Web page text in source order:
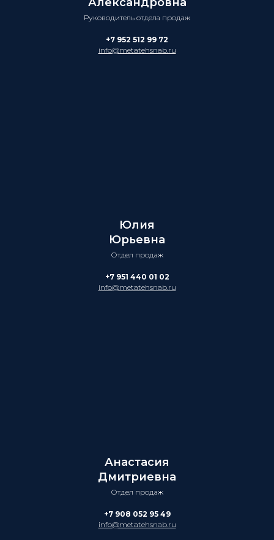
Руководитель отдела продаж
+7 952 512 99 72
info@metatehsnab.ru
Юлия
Юрьевна
Отдел продаж
+7 951 440 01 02
info@metatehsnab.ru
Анастасия
Дмитриевна
Отдел продаж
+7 908 052 95 49
info@metatehsnab.ru